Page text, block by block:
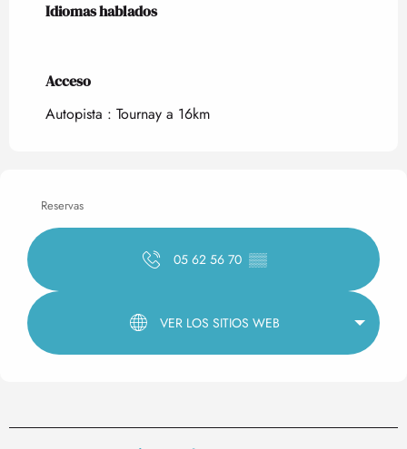
Idiomas hablados
Idiomas hablados
Acceso
Acceso
Autopista : Tournay a 16km
Reservas
05 62 56 70 ▒▒
VER LOS SITIOS WEB